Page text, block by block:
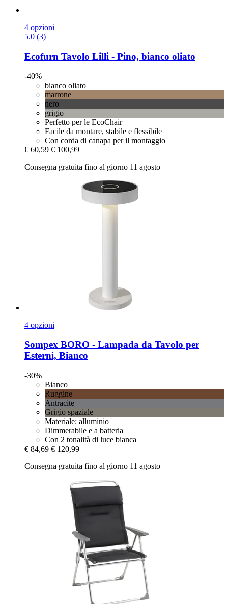
4 opzioni
5.0 (3)
Ecofurn Tavolo Lilli -​ Pino, bianco oliato
-40%
bianco oliato
marrone
nero
grigio
Perfetto per le EcoChair
Facile da montare, stabile e flessibile
Con corda di canapa per il montaggio
€ 60,59 € 100,99
Consegna gratuita fino al giorno 11 agosto
4 opzioni
Sompex BORO -​ Lampada da Tavolo per
Esterni, Bianco
-30%
Bianco
Ruggine
Antracite
Grigio spaziale
Materiale: alluminio
Dimmerabile e a batteria
Con 2 tonalità di luce bianca
€ 84,69 € 120,99
Consegna gratuita fino al giorno 11 agosto